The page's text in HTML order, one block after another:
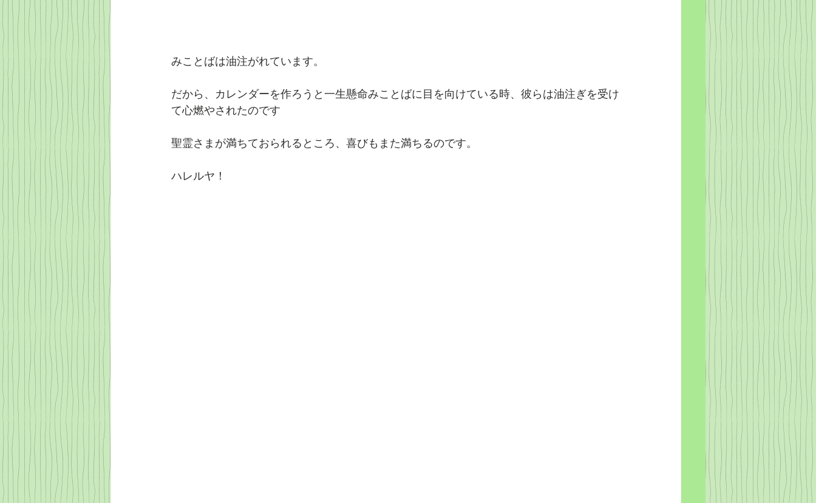
みことばは油注がれています。
だから、カレンダーを作ろうと一生懸命みことばに目を向けている時、彼らは油注ぎを受け
て心燃やされたのです
聖霊さまが満ちておられるところ、喜びもまた満ちるのです。
ハレルヤ！